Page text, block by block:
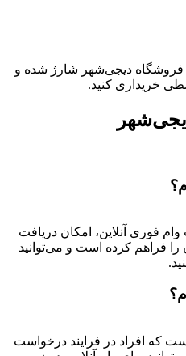
فروشگاه دیجی‌شهر شارژ شده و
خریداری کنید.
فوری آنلاین، امکان دریافت
میلیون تومان را فراهم کرده است و می‌توانید
که افراد در فرایند درخواست